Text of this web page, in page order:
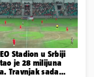
Stadion u Srbiji
je 28 milijuna
Travnjak sada